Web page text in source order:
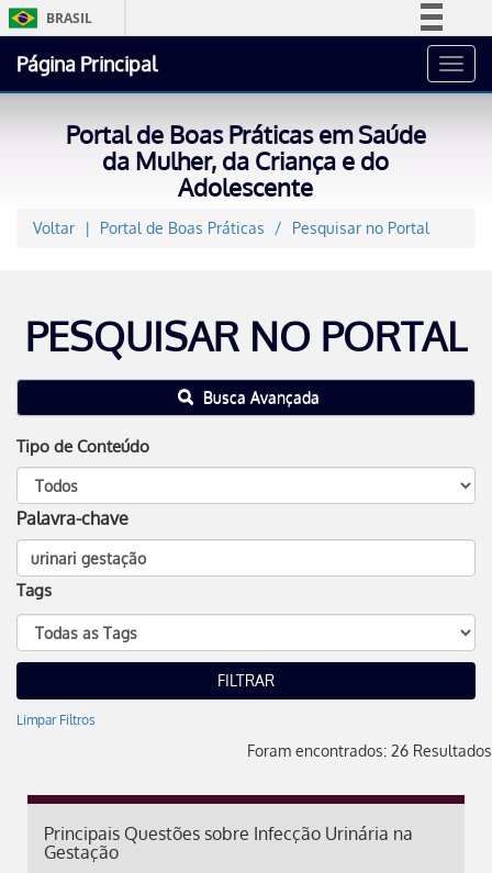
BRASIL
Acesso à informação
Canais
Página Principal
Portal de Boas Práticas em Saúde
da Mulher, da Criança e do
Adolescente
Voltar Portal de Boas Práticas Pesquisar no Portal
PESQUISAR NO PORTAL
Busca Avançada
Tipo de Conteúdo
Palavra-chave
Tags
Limpar Filtros
Foram encontrados: 26 Resultados
Principais Questões sobre Infecção Urinária na
Gestação